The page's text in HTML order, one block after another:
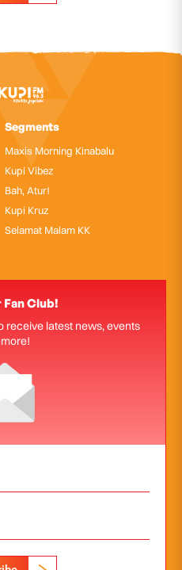
Segments
Maxis Morning Kinabalu
Kupi Vibez
Bah, Atur!
Kupi Kruz
Selamat Malam KK
Club!
receive latest news, events